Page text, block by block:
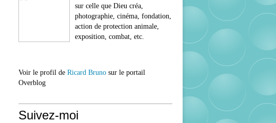
sur celle que Dieu créa,
photographie, cinéma, fondation,
action de protection animale,
exposition, combat, etc.
Voir le profil de Ricard Bruno sur le portail
Overblog
Suivez-moi